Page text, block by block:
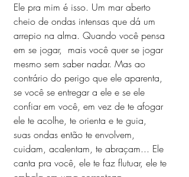
Ele pra mim é isso. Um mar aberto
cheio de ondas intensas que dá um
arrepio na alma. Quando você pensa
em se jogar,  mais você quer se jogar
mesmo sem saber nadar. Mas ao
contrário do perigo que ele aparenta,
se você se entregar a ele e se ele
confiar em você, em vez de te afogar
ele te acolhe, te orienta e te guia,
suas ondas então te envolvem,
cuidam, acalentam, te abraçam... Ele
canta pra você, ele te faz flutuar, ele te